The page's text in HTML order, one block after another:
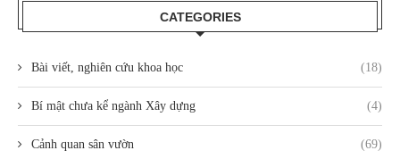
CATEGORIES
Bài viết, nghiên cứu khoa học (18)
Bí mật chưa kể ngành Xây dựng (4)
Cảnh quan sân vườn (69)